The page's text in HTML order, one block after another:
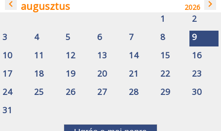
navigate_before augusztus 2026 navigate_next
1
2
3
4 5 6 7 8
9
10
11 12 13 14 15
16
17
18 19 20 21 22
23
24
25 26 27 28 29
30
31